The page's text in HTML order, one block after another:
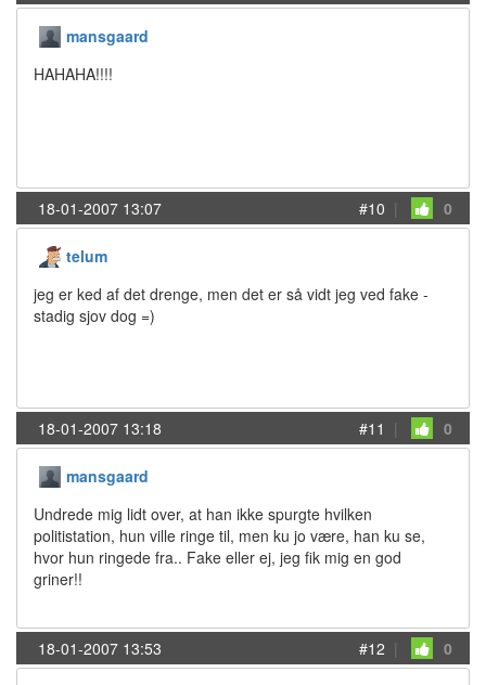
mansgaard
HAHAHA!!!!
18-01-2007 13:07 #10 | 0
telum
jeg er ked af det drenge, men det er så vidt jeg ved fake -
stadig sjov dog =)
18-01-2007 13:18 #11 | 0
mansgaard
Undrede mig lidt over, at han ikke spurgte hvilken
politistation, hun ville ringe til, men ku jo være, han ku se,
hvor hun ringede fra.. Fake eller ej, jeg fik mig en god
griner!!
18-01-2007 13:53 #12 | 0